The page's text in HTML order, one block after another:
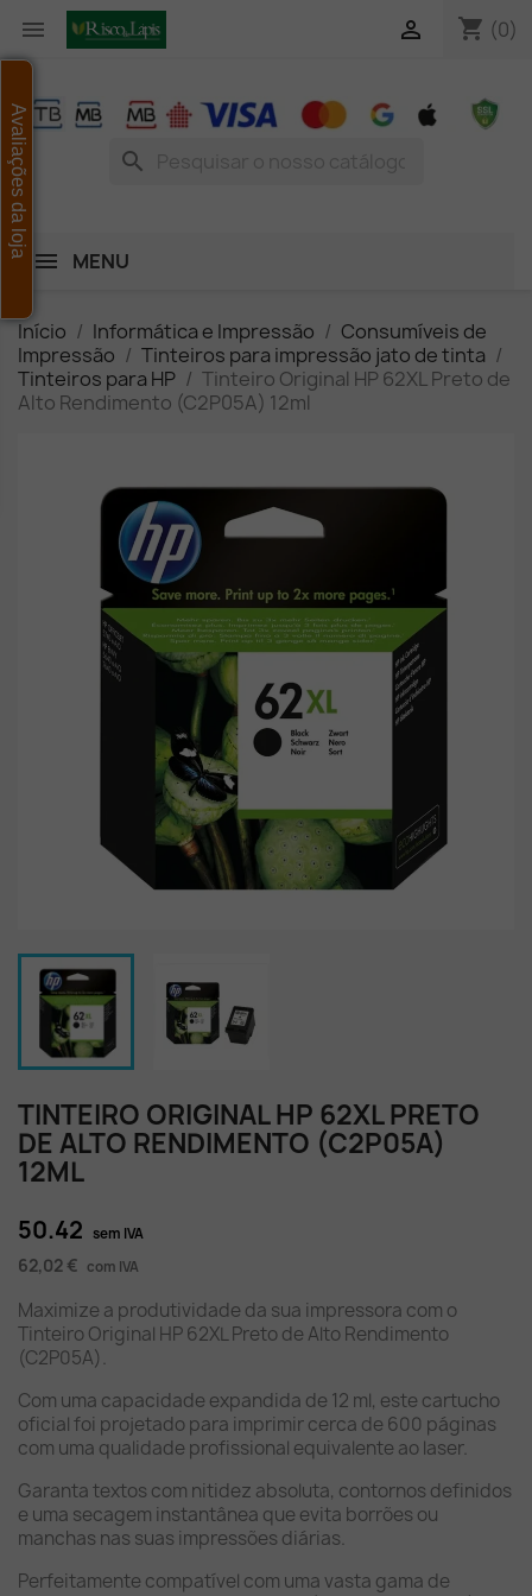
 shopping_cart (0)

search
MENU
Início Informática e Impressão
Consumíveis de
Impressão
Tinteiros para impressão jato de tinta
Tinteiros para HP
Tinteiro Original HP 62XL Preto de
Alto Rendimento (C2P05A) 12ml
TINTEIRO ORIGINAL HP 62XL PRETO
DE ALTO RENDIMENTO (C2P05A)
12ML
50.42 sem IVA
62,02 € com IVA
Maximize a produtividade da sua impressora com o
Tinteiro Original HP 62XL Preto de Alto Rendimento
(C2P05A).
Com uma capacidade expandida de 12 ml, este cartucho
oficial foi projetado para imprimir cerca de 600 páginas
com uma qualidade profissional equivalente ao laser.
Garanta textos com nitidez absoluta, contornos definidos
e uma secagem instantânea que evita borrões ou
manchas nas suas impressões diárias.
Perfeitamente compatível com uma vasta gama de
Avaliações da loja